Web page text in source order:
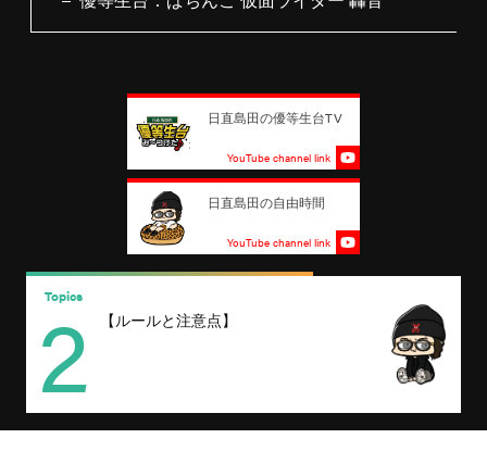
日直島田の優等生台TV
YouTube channel link
日直島田の自由時間
YouTube channel link
【ルールと注意点】
Topics
2